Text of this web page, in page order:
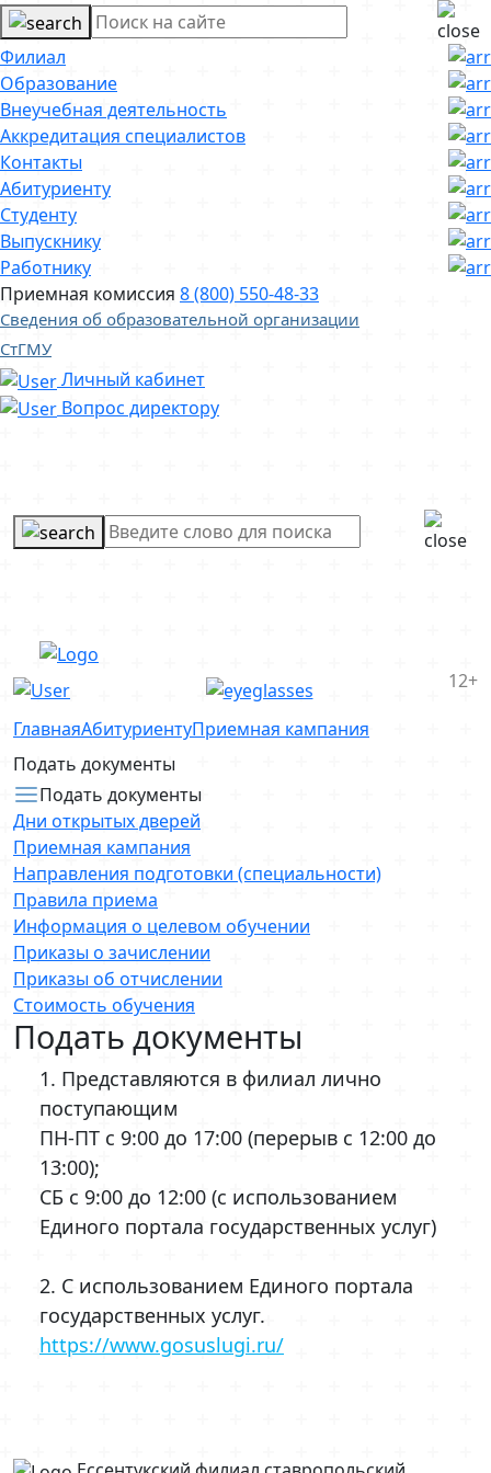
Филиал
Образование
Внеучебная деятельность
Аккредитация специалистов
Контакты
Абитуриенту
Студенту
Выпускнику
Работнику
Приемная комиссия 8 (800) 550-48-33
Сведения об образовательной организации
СтГМУ
Личный кабинет
Вопрос директору
12+
ГлавнаяАбитуриентуПриемная кампания
Подать документы
Подать документы
Дни открытых дверей
Приемная кампания
Направления подготовки (специальности)
Правила приема
Информация о целевом обучении
Приказы о зачислении
Приказы об отчислении
Стоимость обучения
Подать документы
1. Представляются в филиал лично
поступающим
ПН-ПТ с 9:00 до 17:00 (перерыв с 12:00 до
13:00);
СБ с 9:00 до 12:00 (с использованием
Единого портала государственных услуг)
2. С использованием Единого портала
государственных услуг.
https://www.gosuslugi.ru/